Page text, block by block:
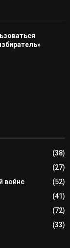
(38)
(27)
войне
(52)
(41)
(72)
(33)